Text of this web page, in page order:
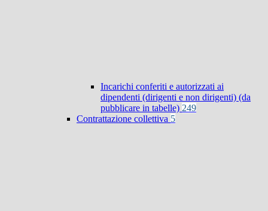
Incarichi conferiti e autorizzati ai
dipendenti (dirigenti e non dirigenti) (da
pubblicare in tabelle) 249
Contrattazione collettiva 5